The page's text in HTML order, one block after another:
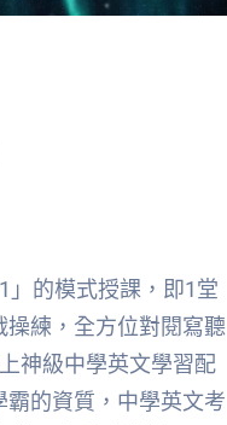
」的模式授課，即1堂
練，全方位對閱寫聽
神級中學英文學習配
的資質，中學英文考